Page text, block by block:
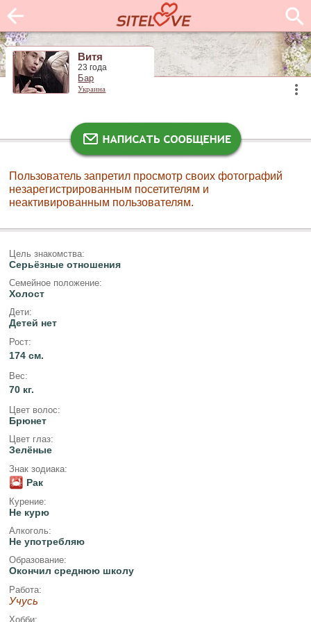
Витя
23 года
Бар
Украина
Пользователь запретил просмотр своих фотографий
незарегистрированным посетителям и
неактивированным пользователям.
Цель знакомства:
Серьёзные отношения
Семейное положение:
Холост
Дети:
Детей нет
Рост:
174 см.
Вес:
70 кг.
Цвет волос:
Брюнет
Цвет глаз:
Зелёные
Знак зодиака:
Рак
Курение:
Не курю
Алкоголь:
Не употребляю
Образование:
Окончил среднюю школу
Работа:
Учусь
Хобби: